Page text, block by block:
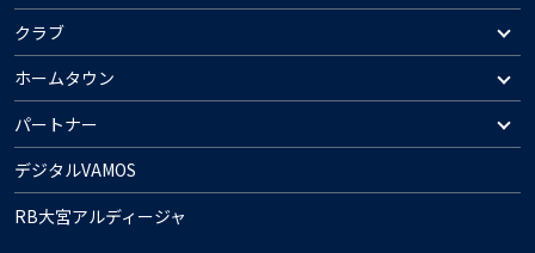
クラブ
ホームタウン
パートナー
デジタルVAMOS
RB大宮アルディージャ